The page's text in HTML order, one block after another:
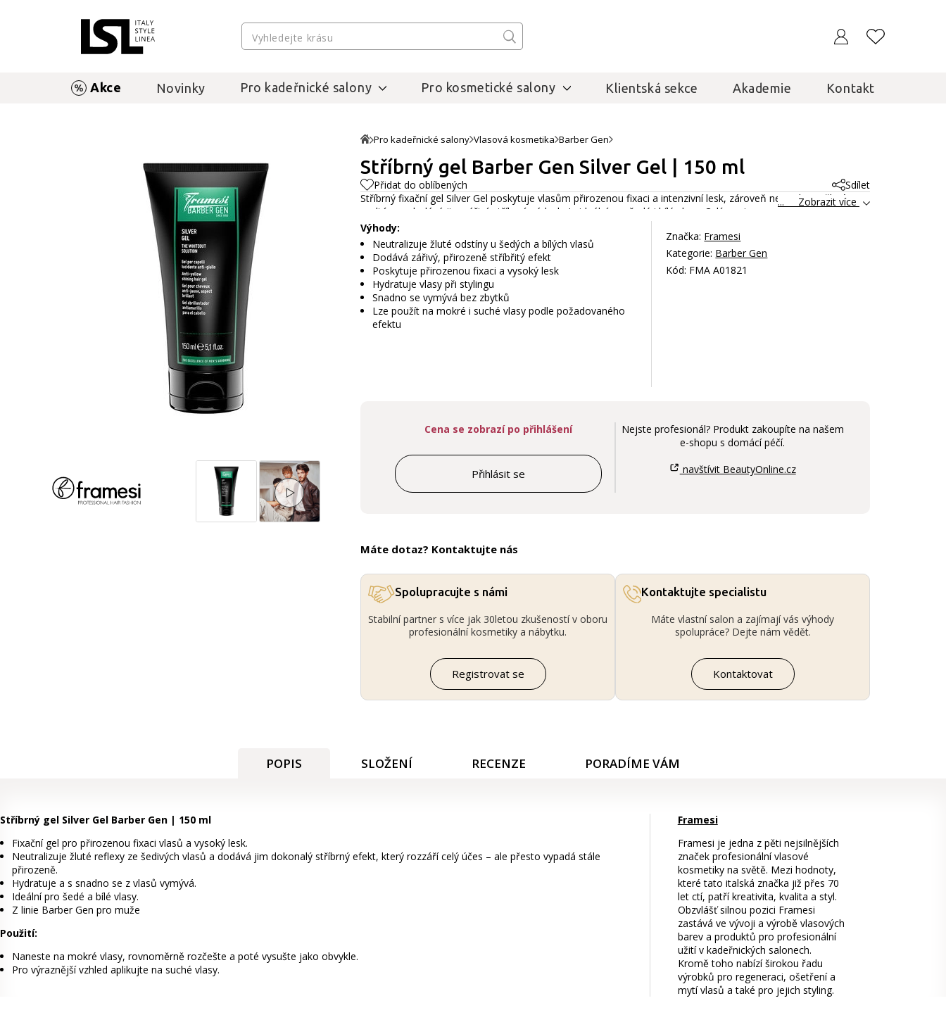
Akce Novinky Pro kadeřnické salony Pro kosmetické salony Klientská sekce Akademie Kontakt
Pro kadeřnické salony Vlasová kosmetika Barber Gen
Stříbrný gel Barber Gen Silver Gel | 150 ml
Přidat do oblíbených
Sdílet
Stříbrný fixační gel Silver Gel poskytuje vlasům přirozenou fixaci a intenzivní lesk, zároveň neutralizuje žluté
podtóny a dodává jim zářivý stříbrný nádech. Je ideální pro šedé i bílé vlasy.
Celý popis
... Zobrazit více
Výhody:
Neutralizuje žluté odstíny u šedých a bílých vlasů
Dodává zářivý, přirozeně stříbřitý efekt
Poskytuje přirozenou fixaci a vysoký lesk
Hydratuje vlasy při stylingu
Snadno se vymývá bez zbytků
Lze použít na mokré i suché vlasy podle požadovaného
efektu
Značka: Framesi
Kategorie: Barber Gen
Kód: FMA A01821
Cena se zobrazí po přihlášení
Přihlásit se
Nejste profesionál? Produkt zakoupíte na našem
e-shopu s domácí péčí.
navštívit BeautyOnline.cz
Máte dotaz? Kontaktujte nás
Spolupracujte s námi
Stabilní partner s více jak 30letou zkušeností v oboru
profesionální kosmetiky a nábytku.
Registrovat se
Kontaktujte specialistu
Máte vlastní salon a zajímají vás výhody
spolupráce? Dejte nám vědět.
Kontaktovat
POPIS SLOŽENÍ RECENZE PORADÍME VÁM
Stříbrný gel Silver Gel Barber Gen | 150 ml
Fixační gel pro přirozenou fixaci vlasů a vysoký lesk.
Neutralizuje žluté reflexy ze šedivých vlasů a dodává jim dokonalý stříbrný efekt, který rozzáří celý účes – ale přesto vypadá stále
přirozeně.
Hydratuje a s snadno se z vlasů vymývá.
Ideální pro šedé a bílé vlasy.
Z linie Barber Gen pro muže
Použití:
Naneste na mokré vlasy, rovnoměrně rozčešte a poté vysušte jako obvykle.
Pro výraznější vzhled aplikujte na suché vlasy.
Framesi
Framesi je jedna z pěti nejsilnějších
značek profesionální vlasové
kosmetiky na světě. Mezi hodnoty,
které tato italská značka již přes 70
let ctí, patří kreativita, kvalita a styl.
Obzvlášť silnou pozici Framesi
zastává ve vývoji a výrobě vlasových
barev a produktů pro profesionální
užití v kadeřnických salonech.
Kromě toho nabízí širokou řadu
výrobků pro regeneraci, ošetření a
mytí vlasů a také pro jejich styling.